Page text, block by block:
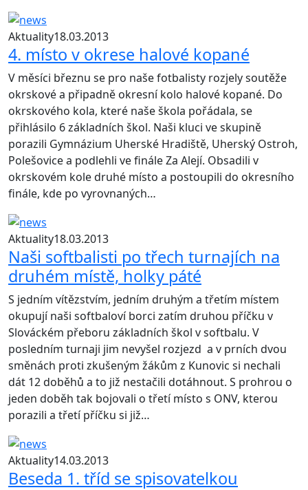
Aktuality18.03.2013
4. místo v okrese halové kopané
V měsíci březnu se pro naše fotbalisty rozjely soutěže
okrskové a připadně okresní kolo halové kopané. Do
okrskového kola, které naše škola pořádala, se
přihlásilo 6 základních škol. Naši kluci ve skupině
porazili Gymnázium Uherské Hradiště, Uherský Ostroh,
Polešovice a podlehli ve finále Za Alejí. Obsadili v
okrskovém kole druhé místo a postoupili do okresního
finále, kde po vyrovnaných…
Aktuality18.03.2013
Naši softbalisti po třech turnajích na
druhém místě, holky páté
S jedním vítězstvím, jedním druhým a třetím místem
okupují naši softbaloví borci zatím druhou příčku v
Slováckém přeboru základních škol v softbalu. V
posledním turnaji jim nevyšel rozjezd a v prních dvou
směnách proti zkušeným žákům z Kunovic si nechali
dát 12 doběhů a to již nestačili dotáhnout. S prohrou o
jeden doběh tak bojovali o třetí místo s ONV, kterou
porazili a třetí příčku si již…
Aktuality14.03.2013
Beseda 1. tříd se spisovatelkou